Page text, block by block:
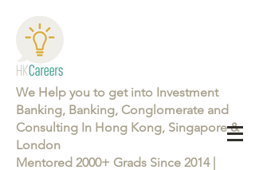
We Help you to get into Investment
Banking, Banking, Conglomerate and
Consulting In Hong Kong, Singapore &
London
Mentored 2000+ Grads Since 2014 |